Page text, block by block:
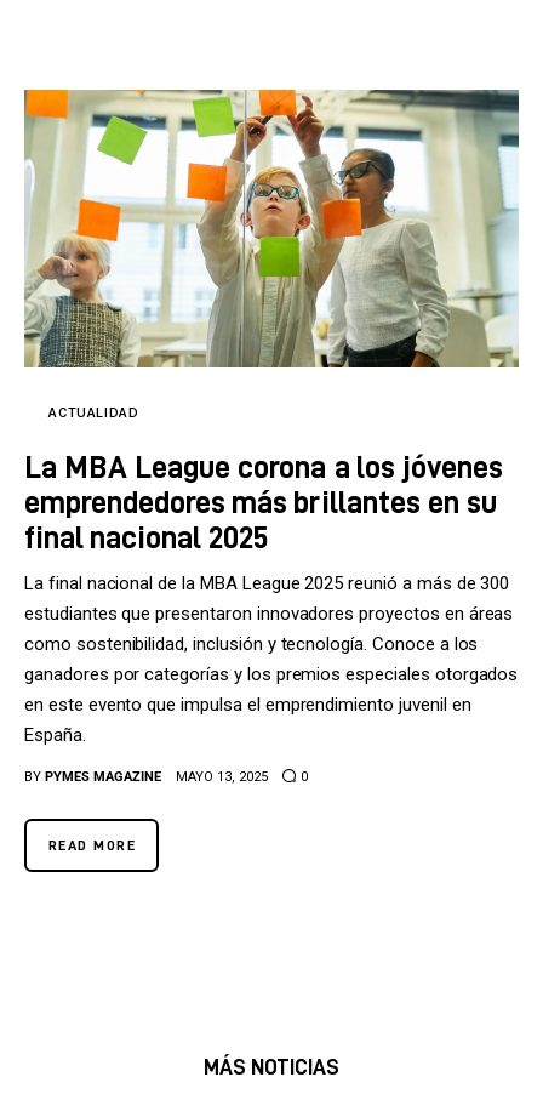
ACTUALIDAD
La MBA League corona a los jóvenes
emprendedores más brillantes en su
final nacional 2025
La final nacional de la MBA League 2025 reunió a más de 300
estudiantes que presentaron innovadores proyectos en áreas
como sostenibilidad, inclusión y tecnología. Conoce a los
ganadores por categorías y los premios especiales otorgados
en este evento que impulsa el emprendimiento juvenil en
España.
BY PYMES MAGAZINE MAYO 13, 2025 0
READ MORE
MÁS NOTICIAS